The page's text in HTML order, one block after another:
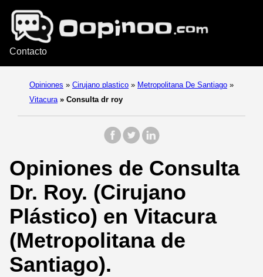
Contacto
Opiniones » Cirujano plastico » Metropolitana De Santiago »
Vitacura » Consulta dr roy
Opiniones de Consulta
Dr. Roy. (Cirujano
Plástico) en Vitacura
(Metropolitana de
Santiago).